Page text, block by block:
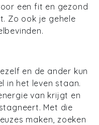
een fit en gezond
Zo ook je gehele
en de ander kun
in het leven staan.
van krijgt en
Met die
maken, zoeken